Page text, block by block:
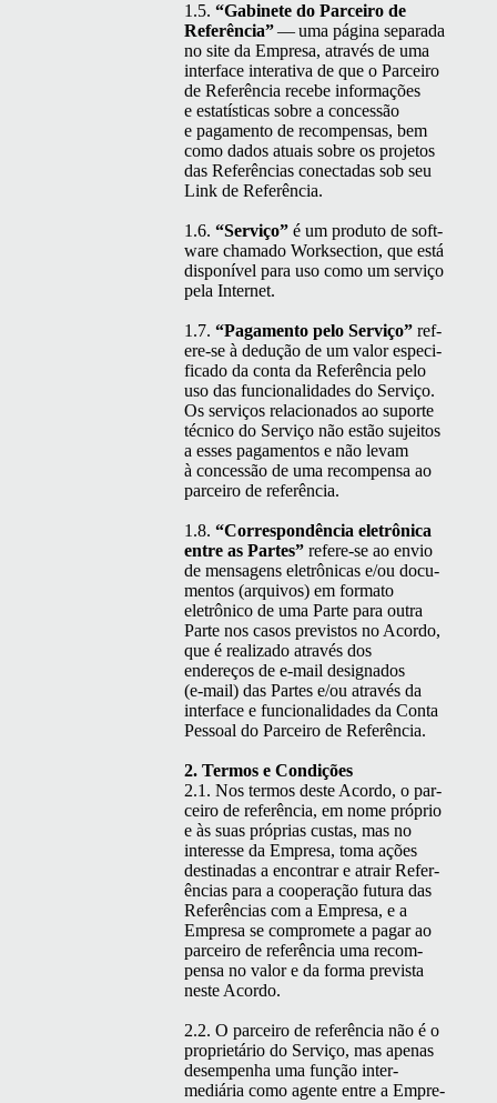
1.5. “Gabi­nete do Par­ceiro de
Refer­ên­cia”— uma pági­na sep­a­ra­da
no site da Empre­sa, através de uma
inter­face inter­a­ti­va de que o Par­ceiro
de Refer­ên­cia recebe infor­mações
e estatís­ti­cas sobre a con­cessão
e paga­men­to de rec­om­pen­sas, bem
como dados atu­ais sobre os pro­je­tos
das Refer­ên­cias conec­tadas sob seu
Link de Referência.
1.6. “Serviço” é um pro­du­to de soft­
ware chama­do Work­sec­tion, que está
disponív­el para uso como um serviço
pela Internet.
1.7. “Paga­men­to pelo Serviço” ref­
ere-se à dedução de um val­or especi­
fi­ca­do da con­ta da Refer­ên­cia pelo
uso das fun­cional­i­dades do Serviço.
Os serviços rela­ciona­dos ao suporte
téc­ni­co do Serviço não estão sujeitos
a ess­es paga­men­tos e não lev­am
à con­cessão de uma rec­om­pen­sa ao
par­ceiro de referência.
1.8. “Cor­re­spondên­cia eletrôni­ca
entre as Partes” ref­ere-se ao envio
de men­sagens eletrôni­cas e/ou doc­u­
men­tos (arquiv­os) em for­ma­to
eletrôni­co de uma Parte para out­ra
Parte nos casos pre­vis­tos no Acor­do,
que é real­iza­do através dos
endereços de e‑mail des­ig­na­dos
(e‑mail) das Partes e/ou através da
inter­face e fun­cional­i­dades da Con­ta
Pes­soal do Par­ceiro de Referência.
2. Ter­mos e Condições
2.1. Nos ter­mos deste Acor­do, o par­
ceiro de refer­ên­cia, em nome próprio
e às suas próprias cus­tas, mas no
inter­esse da Empre­sa, toma ações
des­ti­nadas a encon­trar e atrair Refer­
ên­cias para a coop­er­ação futu­ra das
Refer­ên­cias com a Empre­sa, e a
Empre­sa se com­pro­m­ete a pagar ao
par­ceiro de refer­ên­cia uma rec­om­
pen­sa no val­or e da for­ma pre­vista
neste Acordo.
2.2. O par­ceiro de refer­ên­cia não é o
pro­pri­etário do Serviço, mas ape­nas
desem­pen­ha uma função inter­
mediária como agente entre a Empre­